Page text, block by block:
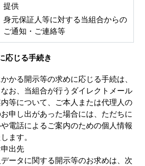
提供
身元保証人等に対する当組合からの
ご通知・ご連絡等
応じる手続き
かる開示等の求めに応じる手続は、
お、当組合が行うダイレクトメール
等について、ご本人または代理人の
申し出があった場合には、ただちに
電話によるご案内のための個人情報
ます。
出先
ータに関する開示等のお求めは、次